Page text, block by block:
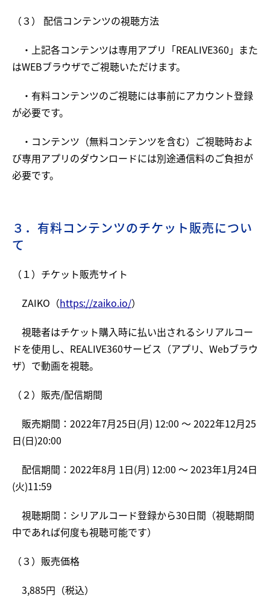
（３） 配信コンテンツの視聴方法
・上記各コンテンツは専用アプリ「REALIVE360」また
はWEBブラウザでご視聴いただけます。
・有料コンテンツのご視聴には事前にアカウント登録
が必要です。
・コンテンツ（無料コンテンツを含む）ご視聴時およ
び専用アプリのダウンロードには別途通信料のご負担が
必要です。
３．有料コンテンツのチケット販売につい
て
（１）チケット販売サイト
ZAIKO（https://zaiko.io/）
視聴者はチケット購入時に払い出されるシリアルコー
ドを使用し、REALIVE360サービス（アプリ、Webブラウ
ザ）で動画を視聴。
（２）販売/配信期間
販売期間：2022年7月25日(月) 12:00 ～ 2022年12月25
日(日)20:00
配信期間：2022年8月 1日(月) 12:00 ～ 2023年1月24日
(火)11:59
視聴期間：シリアルコード登録から30日間（視聴期間
中であれば何度も視聴可能です）
（３）販売価格
3,885円（税込）